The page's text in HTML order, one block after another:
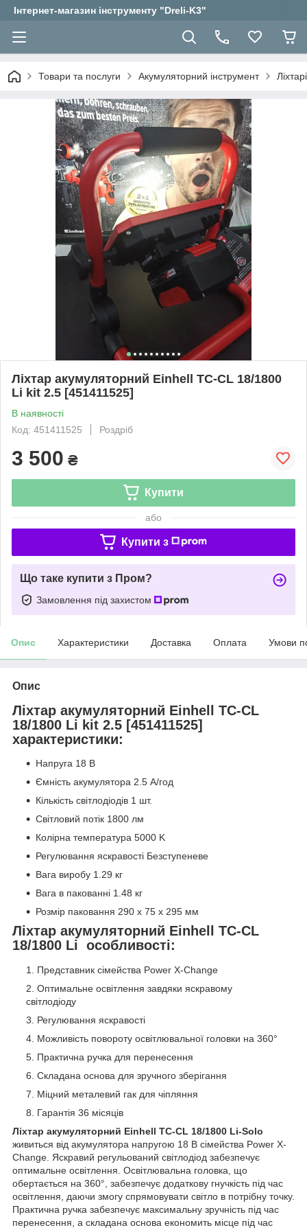
Інтернет-магазин інструменту "Dreli-K3"
Товари та послуги Акумуляторний інструмент
Ліхтар акумуляторний Einhell TC-CL 18/1800
Li kit 2.5 [451411525]
В наявності
Код: 451411525
Роздріб
3 500 ₴
Купити
або
Купити з
Що таке купити з Пром?
Замовлення під захистом
Опис Характеристики Доставка Оплата Умови
Опис
Ліхтар акумуляторний Einhell TC-CL
18/1800 Li kit 2.5 [451411525]
характеристики:
Напруга 18 В
Ємність акумулятора 2.5 А/год
Кількість світлодіодів 1 шт.
Світловий потік 1800 лм
Колірна температура 5000 K
Регулювання яскравості Безступеневе
Вага виробу 1.29 кг
Вага в пакованні 1.48 кг
Розмір паковання 290 x 75 x 295 мм
Ліхтар акумуляторний Einhell TC-CL
18/1800 Li особливості:
Представник сімейства Power X-Change
Оптимальне освітлення завдяки яскравому
світлодіоду
Регулювання яскравості
Можливість повороту освітлювальної головки на 360°
Практична ручка для перенесення
Складана основа для зручного зберігання
Міцний металевий гак для чіпляння
Гарантія 36 місяців
Ліхтар акумуляторний Einhell TC-CL 18/1800 Li-Solo
живиться від акумулятора напругою 18 В сімейства Power X-
Change. Яскравий регульований світлодіод забезпечує
оптимальне освітлення. Освітлювальна головка, що
обертається на 360°, забезпечує додаткову гнучкість під час
освітлення, даючи змогу спрямовувати світло в потрібну точку.
Практична ручка забезпечує максимальну зручність під час
перенесення, а складана основа економить місце під час